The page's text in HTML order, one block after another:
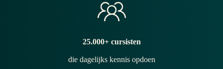
25.000+ cursisten
die dagelijks kennis opdoen